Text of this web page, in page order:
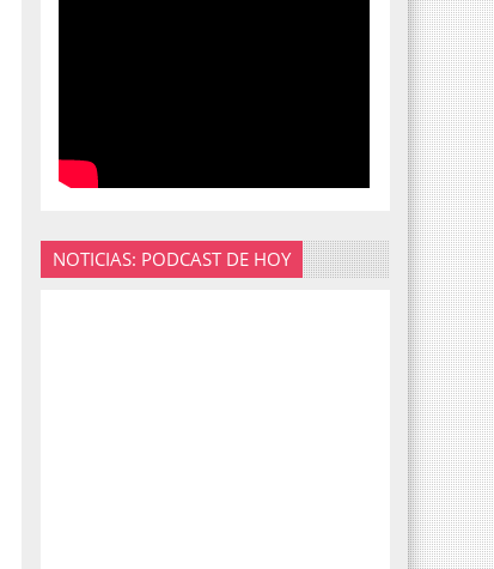
NOTICIAS: PODCAST DE HOY